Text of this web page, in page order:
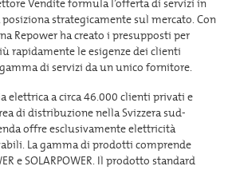
Vendite formula l’offerta di servizi in
strategicamente sul mercato. Con
Repower ha creato i presupposti per
rapidamente le esigenze dei clienti
di servizi da un unico fornitore.
elettrica a circa 46.000 clienti privati e
di distribuzione nella Svizzera sud-
offre esclusivamente elettricità
La gamma di prodotti comprende
e SOLARPOWER. Il prodotto standard